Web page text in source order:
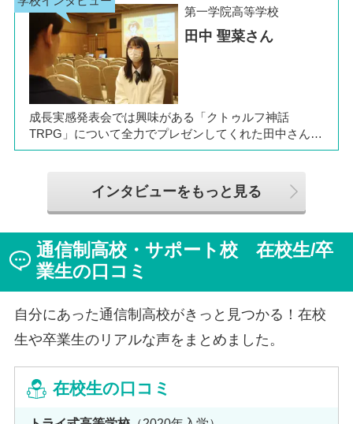
きぼう高等学校の町田キャンパスへの転入を選びまし
た。現在は同校に3年生として在籍しながら、オープン
キャンパスでは未来の後輩たちのサポート役「キャス
ト」として活躍しています。同校の山口颯斗先生ととも
に、通信制ならではの人との関わりや、自分らしく過ご
せる学校生活について語ってくれました。
第一学院高等学校
田中 聖菜さん
成長実感発表会では興味がある「クトゥルフ神話
TRPG」について全力でプレゼンしてくれた田中さん
は、全日制高校での生活の中で体調を崩し、12月に第一
トやスクーリングをこなしながら、自分らしく過ごせる
ようになった2か月を振り返ってお話いただきました。
「通信制高校は家で一人で勉強するもの」というイメー
ジを持っていた田中さんですが、キャンパスでフェロー
（先生）や仲間に囲まれる中で、その不安は希望へと変
わったと言います。
インタビューをもっと見る
通信制高校・サポート校 在校生/卒
業生の口コミ
自分にあった通信制高校がきっと見つかる！在校
生や卒業生のリアルな声をまとめました。
在校生の口コミ